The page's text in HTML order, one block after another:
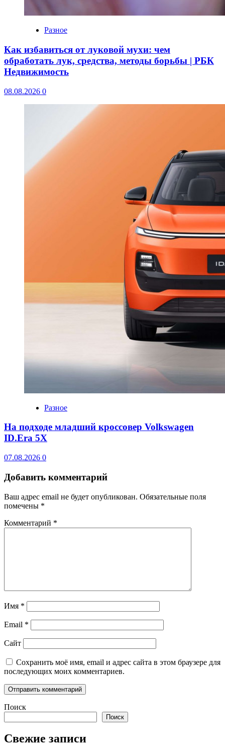
Разное
Как избавиться от луковой мухи: чем
обработать лук, средства, методы борьбы | РБК
Недвижимость
08.08.2026 0
Разное
На подходе младший кроссовер Volkswagen
ID.Era 5X
07.08.2026 0
Добавить комментарий
Ваш адрес email не будет опубликован. Обязательные поля
помечены *
Комментарий *
Имя *
Email *
Сайт
Сохранить моё имя, email и адрес сайта в этом браузере для
последующих моих комментариев.
Поиск
Поиск
Свежие записи